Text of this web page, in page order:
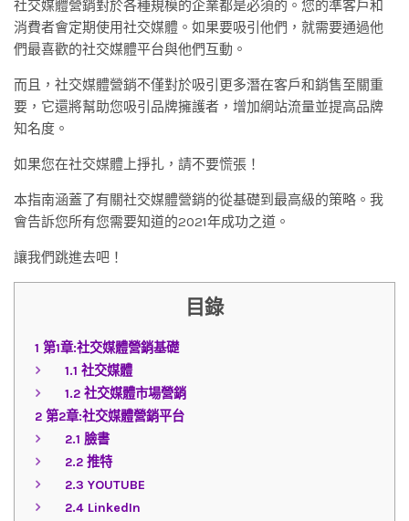
社交媒體營銷對於各種規模的企業都是必須的。您的準客戶和
消費者會定期使用社交媒體。如果要吸引他們，就需要通過他
們最喜歡的社交媒體平台與他們互動。
而且，社交媒體營銷不僅對於吸引更多潛在客戶和銷售至關重
要，它還將幫助您吸引品牌擁護者，增加網站流量並提高品牌
知名度。
如果您在社交媒體上掙扎，請不要慌張！
本指南涵蓋了有關社交媒體營銷的從基礎到最高級的策略。我
會告訴您所有您需要知道的2021年成功之道。
讓我們跳進去吧！
目錄
1 第1章:社交媒體營銷基礎
1.1 社交媒體
1.2 社交媒體市場營銷
2 第2章:社交媒體營銷平台
2.1 臉書
2.2 推特
2.3 YOUTUBE
2.4 LinkedIn